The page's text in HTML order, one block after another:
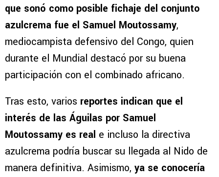
que sonó como posible fichaje del conjunto
azulcrema fue el Samuel Moutossamy,
mediocampista defensivo del Congo, quien
durante el Mundial destacó por su buena
participación con el combinado africano.
Tras esto, varios reportes indican que el
interés de las Águilas por Samuel
Moutossamy es real e incluso la directiva
azulcrema podría buscar su llegada al Nido de
manera definitiva. Asimismo, ya se conocería